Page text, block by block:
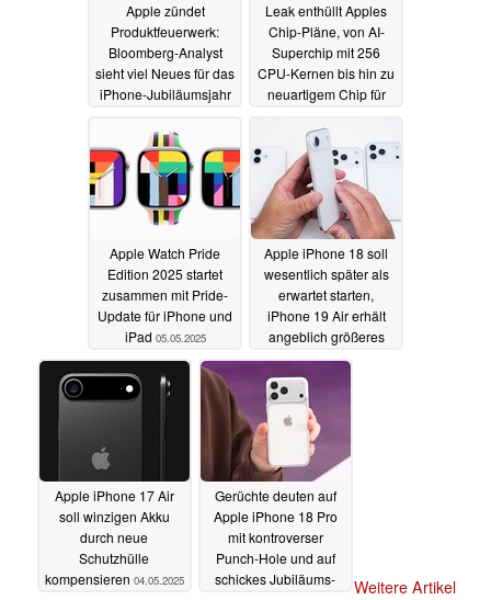
Apple zündet
Produktfeuerwerk:
Bloomberg-Analyst
sieht viel Neues für das
iPhone-Jubiläumsjahr
Leak enthüllt Apples
Chip-Pläne, von AI-
Superchip mit 256
CPU-Kernen bis hin zu
neuartigem Chip für
08.05.2025
Apple Watch Pride
Edition 2025 startet
zusammen mit Pride-
Update für iPhone und
iPad 05.05.2025
Apple iPhone 18 soll
wesentlich später als
erwartet starten,
iPhone 19 Air erhält
angeblich größeres
Display05.05.2025
Apple iPhone 17 Air
soll winzigen Akku
durch neue
Schutzhülle
kompensieren 04.05.2025
Gerüchte deuten auf
Apple iPhone 18 Pro
mit kontroverser
Punch-Hole und auf
schickes Jubiläums-
Weitere Artikel